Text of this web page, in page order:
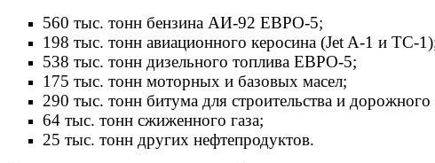
560 тыс. тонн бензина АИ-92 ЕВРО-5;
198 тыс. тонн авиационного керосина (Jet A-1 и ТС-
538 тыс. тонн дизельного топлива ЕВРО-5;
175 тыс. тонн моторных и базовых масел;
290 тыс. тонн битума для строительства и дорожного
64 тыс. тонн сжиженного газа;
25 тыс. тонн других нефтепродуктов.